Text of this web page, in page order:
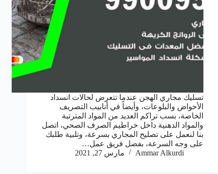
تسليك مجاري الهجن عندما تتعرض لحالات انسداد
الأحواض والبلوعات، وأيضاً في أنابيب التصريف
الخاصة، بسب تراكم العديد من المواد المترتبة
والمواد الدهنية داخل خراطيم الصرف الصحي، اتصل
بنا لنعمل على تصليح المجاري بسرعة، وتلبية طلبك
على وجه السرعة، بفضل فريق عمل…
Ammar Alkurdi
مارس 27, 2021